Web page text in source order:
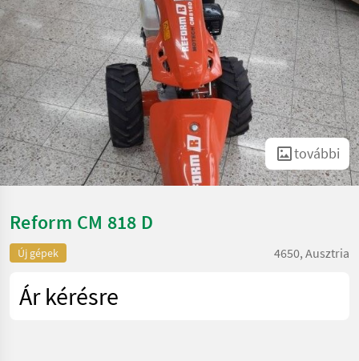
további
Reform CM 818 D
Új gépek 4650, Ausztria
Ár kérésre